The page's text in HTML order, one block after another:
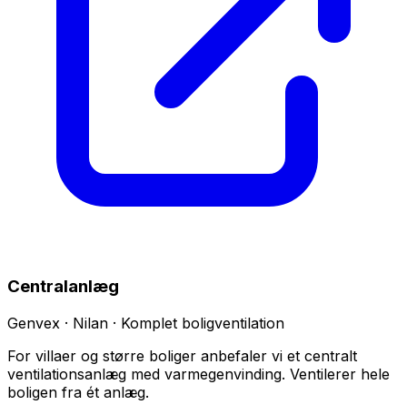
Centralanlæg
Genvex · Nilan · Komplet boligventilation
For villaer og større boliger anbefaler vi et centralt
ventilationsanlæg med varmegenvinding. Ventilerer hele
boligen fra ét anlæg.